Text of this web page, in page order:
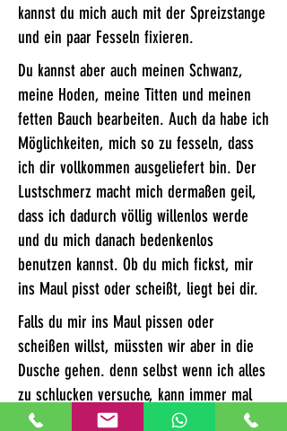
kannst du mich auch mit der Spreizstange
und ein paar Fesseln fixieren.
Du kannst aber auch meinen Schwanz,
meine Hoden, meine Titten und meinen
fetten Bauch bearbeiten. Auch da habe ich
Möglichkeiten, mich so zu fesseln, dass
ich dir vollkommen ausgeliefert bin. Der
Lustschmerz macht mich dermaßen geil,
dass ich dadurch völlig willenlos werde
und du mich danach bedenkenlos
benutzen kannst. Ob du mich fickst, mir
ins Maul pisst oder scheißt, liegt bei dir.
Falls du mir ins Maul pissen oder
scheißen willst, müssten wir aber in die
Dusche gehen. denn selbst wenn ich alles
zu schlucken versuche, kann immer mal
etwas Pisse danebenlaufen und falls du